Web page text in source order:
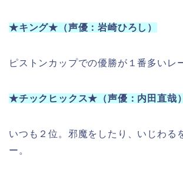
★キング★（声優：岩崎ひろし）
ピストンカップでの優勝が１番多いレ
★チックヒックス★（声優：内田直哉）
いつも２位。邪魔をしたり、いじわる
ー。